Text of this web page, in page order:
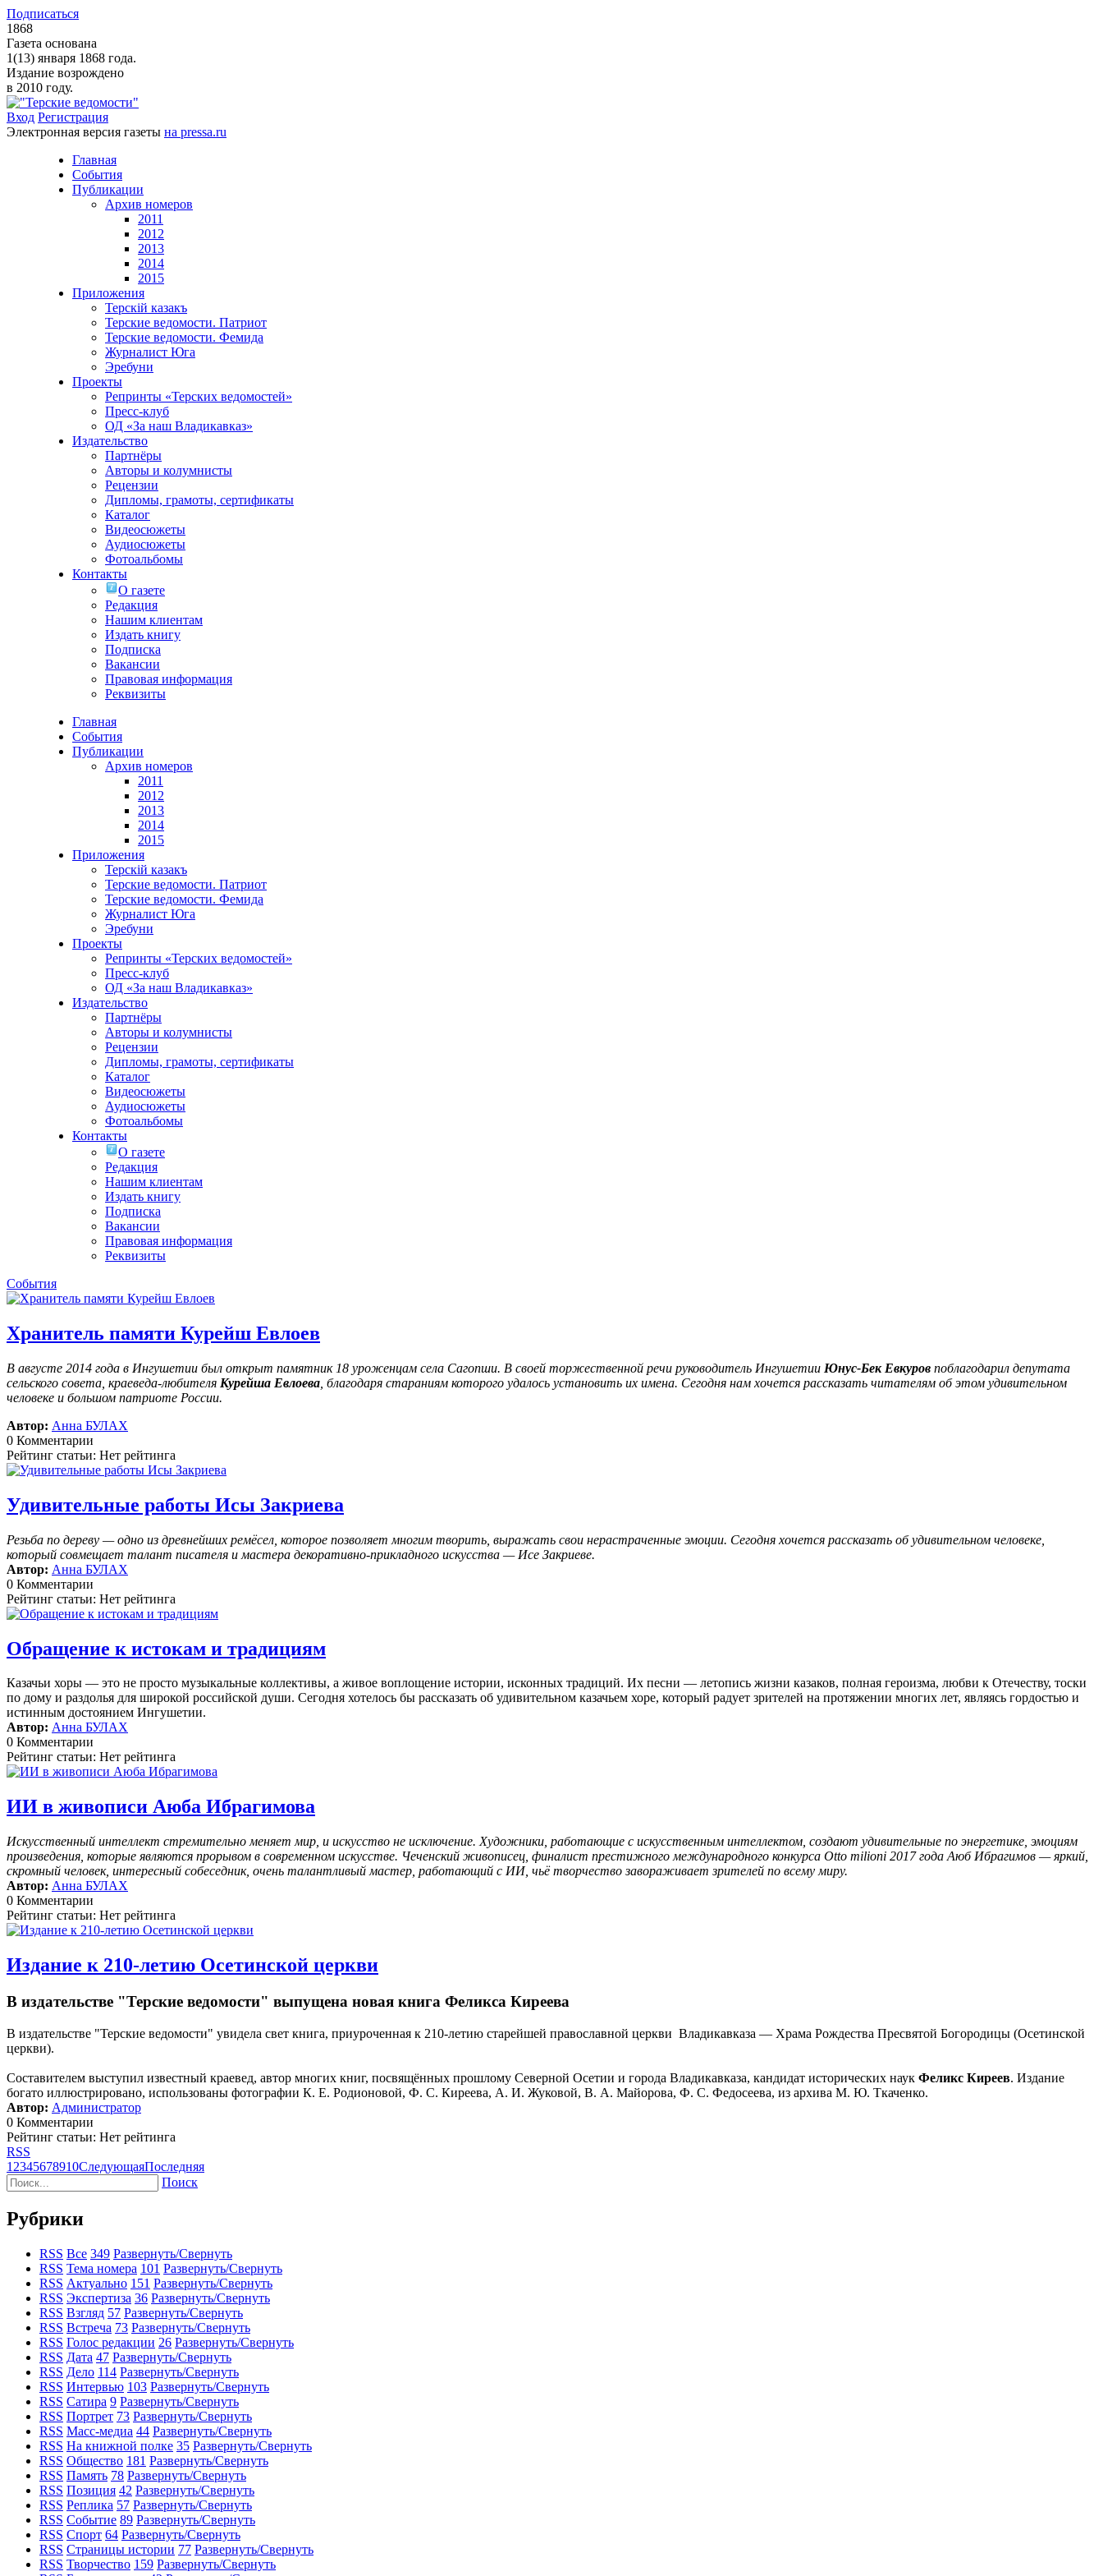
Подписаться
1868
Газета основана
1(13) января 1868 года.
Издание возрождено
в 2010 году.
Вход Регистрация
Электронная версия газеты на pressa.ru
Главная
События
Публикации
Архив номеров
2011
2012
2013
2014
2015
Приложения
Терскiй казакъ
Терские ведомости. Патриот
Терские ведомости. Фемида
Журналист Юга
Эребуни
Проекты
Репринты «Терских ведомостей»
Пресс-клуб
ОД «За наш Владикавказ»
Издательство
Партнёры
Авторы и колумнисты
Рецензии
Дипломы, грамоты, сертификаты
Каталог
Видеосюжеты
Аудиосюжеты
Фотоальбомы
Контакты
О газете
Редакция
Нашим клиентам
Издать книгу
Подписка
Вакансии
Правовая информация
Реквизиты
Главная
События
Публикации
Архив номеров
2011
2012
2013
2014
2015
Приложения
Терскiй казакъ
Терские ведомости. Патриот
Терские ведомости. Фемида
Журналист Юга
Эребуни
Проекты
Репринты «Терских ведомостей»
Пресс-клуб
ОД «За наш Владикавказ»
Издательство
Партнёры
Авторы и колумнисты
Рецензии
Дипломы, грамоты, сертификаты
Каталог
Видеосюжеты
Аудиосюжеты
Фотоальбомы
Контакты
О газете
Редакция
Нашим клиентам
Издать книгу
Подписка
Вакансии
Правовая информация
Реквизиты
События
Хранитель памяти Курейш Евлоев
В августе 2014 года в Ингушетии был открыт памятник 18 уроженцам села Сагопши. В своей торжественной речи руководитель Ингушетии Юнус-Бек Евкуров поблагодарил депутата
сельского совета, краеведа-любителя Курейша Евлоева , благодаря стараниям которого удалось установить их имена. Сегодня нам хочется рассказать читателям об этом удивительном
человеке и большом патриоте России.
Автор: Анна БУЛАХ
0 Комментарии
Рейтинг статьи: Нет рейтинга
Удивительные работы Исы Закриева
Резьба по дереву — одно из древнейших ремёсел, которое позволяет многим творить, выражать свои нерастраченные эмоции. Сегодня хочется рассказать об удивительном человеке,
который совмещает талант писателя и мастера декоративно-прикладного искусства — Исе Закриеве.
Автор: Анна БУЛАХ
0 Комментарии
Рейтинг статьи: Нет рейтинга
Обращение к истокам и традициям
Казачьи хоры — это не просто музыкальные коллективы, а живое воплощение истории, исконных традиций. Их песни — летопись жизни казаков, полная героизма, любви к Отечеству, тоски
по дому и раздолья для широкой российской души. Сегодня хотелось бы рассказать об удивительном казачьем хоре, который радует зрителей на протяжении многих лет, являясь гордостью и
истинным достоянием Ингушетии.
Автор: Анна БУЛАХ
0 Комментарии
Рейтинг статьи: Нет рейтинга
ИИ в живописи Аюба Ибрагимова
Искусственный интеллект стремительно меняет мир, и искусство не исключение. Художники, работающие с искусственным интеллектом, создают удивительные по энергетике, эмоциям
произведения, которые являются прорывом в современном искусстве. Чеченский живописец, финалист престижного международного конкурса Otto milioni 2017 года Аюб Ибрагимов — яркий,
скромный человек, интересный собеседник, очень талантливый мастер, работающий с ИИ, чьё творчество завораживает зрителей по всему миру.
Автор: Анна БУЛАХ
0 Комментарии
Рейтинг статьи: Нет рейтинга
Издание к 210-летию Осетинской церкви
В издательстве "Терские ведомости" выпущена новая книга Феликса Киреева
В издательстве "Терские ведомости" увидела свет книга, приуроченная к 210-летию старейшей православной церкви Владикавказа — Храма Рождества Пресвятой Богородицы (Осетинской
церкви).
Составителем выступил известный краевед, автор многих книг, посвящённых прошлому Северной Осетии и города Владикавказа, кандидат исторических наук Феликс Киреев. Издание
богато иллюстрировано, использованы фотографии К. Е. Родионовой, Ф. С. Киреева, А. И. Жуковой, В. А. Майорова, Ф. С. Федосеева, из архива М. Ю. Ткаченко.
Автор: Администратор
0 Комментарии
Рейтинг статьи: Нет рейтинга
RSS
1 2345678910СледующаяПоследняя
Поиск
Рубрики
RSS Все 349 Развернуть/Свернуть
RSS Тема номера 101 Развернуть/Свернуть
RSS Актуально 151 Развернуть/Свернуть
RSS Экспертиза 36 Развернуть/Свернуть
RSS Взгляд 57 Развернуть/Свернуть
RSS Встреча 73 Развернуть/Свернуть
RSS Голос редакции 26 Развернуть/Свернуть
RSS Дата 47 Развернуть/Свернуть
RSS Дело 114 Развернуть/Свернуть
RSS Интервью 103 Развернуть/Свернуть
RSS Сатира 9 Развернуть/Свернуть
RSS Портрет 73 Развернуть/Свернуть
RSS Масс-медиа 44 Развернуть/Свернуть
RSS На книжной полке 35 Развернуть/Свернуть
RSS Общество 181 Развернуть/Свернуть
RSS Память 78 Развернуть/Свернуть
RSS Позиция 42 Развернуть/Свернуть
RSS Реплика 57 Развернуть/Свернуть
RSS Событие 89 Развернуть/Свернуть
RSS Спорт 64 Развернуть/Свернуть
RSS Страницы истории 77 Развернуть/Свернуть
RSS Творчество 159 Развернуть/Свернуть